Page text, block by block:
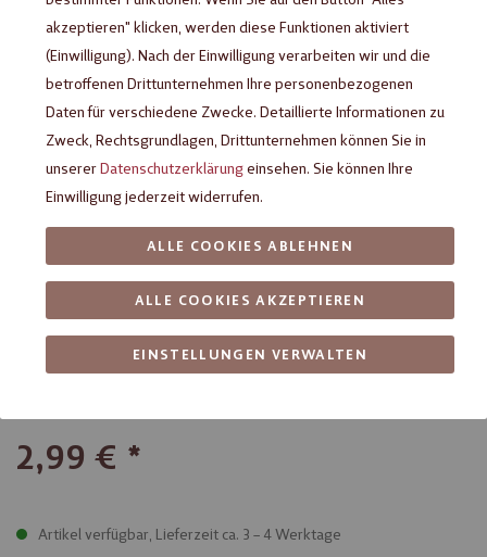
HUSSEL Schoko-Stäbchen
Orange, 75 g
2,99 €
Milchschokolade (Kakao: 25% mindestens) mit
Artikel verfügbar, Lieferzeit ca. 3 – 4 Werktage
akzeptieren" klicken, werden diese Funktionen aktiviert
(Einwilligung). Nach der Einwilligung verarbeiten wir und die
betroffenen Drittunternehmen Ihre personenbezogenen
Daten für verschiedene Zwecke. Detaillierte Informationen zu
Zweck, Rechtsgrundlagen, Drittunternehmen können Sie in
unsererDatenschutzerklärungeinsehen. Sie können Ihre
Einwilligung jederzeit widerrufen.
EINSTELLUNGEN VERWALTEN
ALLE COOKIES AKZEPTIEREN
ALLE COOKIES ABLEHNEN